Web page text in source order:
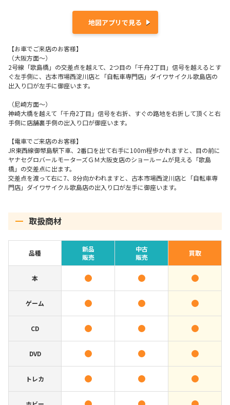
地図アプリで見る
【お車でご来店のお客様】
（大阪方面～）
2号線「歌島橋」の交差点を越えて、2つ目の「千舟2丁目」信号を越えるとす
ぐ左手側に、古本市場西淀川店と「自転車専門店」ダイワサイクル歌島店の
出入り口が左手に御座います。
（尼崎方面～）
神崎大橋を越えて「千舟2丁目」信号を右折、すぐの路地を右折して頂くと右
手側に店舗裏手側の出入り口が御座います。
【電車でご来店のお客様】
JR東西線御幣島駅下車、2番口を出て右手に100m程歩かれますと、目の前に
ヤナセグロバールモーターズＧＭ大阪支店のショールームが見える「歌島
橋」の交差点に出ます。
交差点を渡って右に7、8分向かわれますと、古本市場西淀川店と「自転車専
門店」ダイワサイクル歌島店の出入り口が左手に御座います。
取扱商材
品種
新品
販売
中古
販売
買取
本
ゲーム
CD
DVD
トレカ